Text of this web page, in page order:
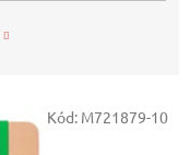
Kód: M721879-10